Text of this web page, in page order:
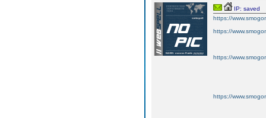
IP: saved
https://
https://
https://
https://